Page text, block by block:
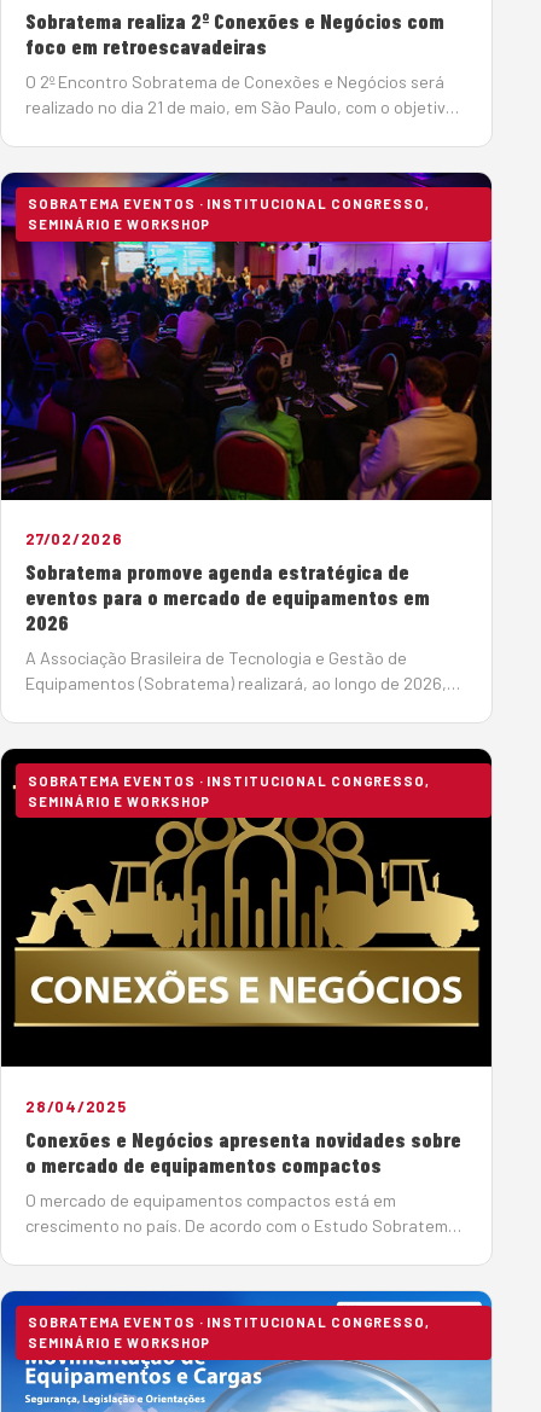
Sobratema realiza 2º Conexões e Negócios com
foco em retroescavadeiras
O 2º Encontro Sobratema de Conexões e Negócios será
realizado no dia 21 de maio, em São Paulo, com o objetivo
retroescavadeiras, promo…
SOBRATEMA EVENTOS · INSTITUCIONAL CONGRESSO,
SEMINÁRIO E WORKSHOP
27/02/2026
Sobratema promove agenda estratégica de
eventos para o mercado de equipamentos em
2026
A Associação Brasileira de Tecnologia e Gestão de
Equipamentos (Sobratema) realizará, ao longo de 2026,
e mineraç&ati…
SOBRATEMA EVENTOS · INSTITUCIONAL CONGRESSO,
SEMINÁRIO E WORKSHOP
28/04/2025
Conexões e Negócios apresenta novidades sobre
o mercado de equipamentos compactos
O mercado de equipamentos compactos está em
crescimento no país. De acordo com o Estudo Sobratema
elevação nas vendas de equipa…
SOBRATEMA EVENTOS · INSTITUCIONAL CONGRESSO,
SEMINÁRIO E WORKSHOP